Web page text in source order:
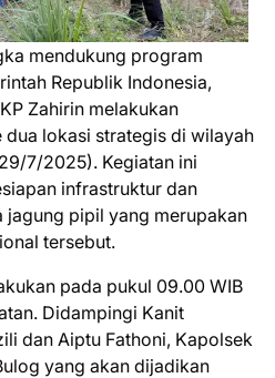
mendukung program
Republik Indonesia,
Zahirin melakukan
dua lokasi strategis di wilayah
7/2025). Kegiatan ini
infrastruktur dan
pipil yang merupakan
tersebut.
pada pukul 09.00 WIB
Didampingi Kanit
dan Aiptu Fathoni, Kapolsek
yang akan dijadikan